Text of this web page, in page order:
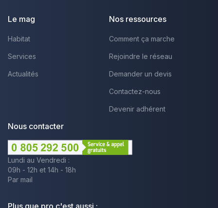
Le mag
Habitat
Services
Actualités
Nos ressources
Comment ça marche
Rejoindre le réseau
Demander un devis
Contactez-nous
Devenir adhérent
Nous contacter
Lundi au Vendredi :
09h - 12h et 14h - 18h
Par mail
Plus que pro c'est aussi :